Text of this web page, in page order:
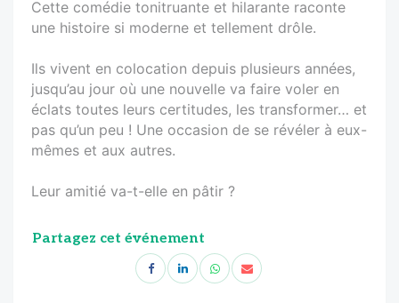
Cette comédie tonitruante et hilarante raconte
une histoire si moderne et tellement drôle.
Ils vivent en colocation depuis plusieurs années,
jusqu’au jour où une nouvelle va faire voler en
éclats toutes leurs certitudes, les transformer… et
pas qu’un peu ! Une occasion de se révéler à eux-
mêmes et aux autres.
Leur amitié va-t-elle en pâtir ?
Partagez cet événement